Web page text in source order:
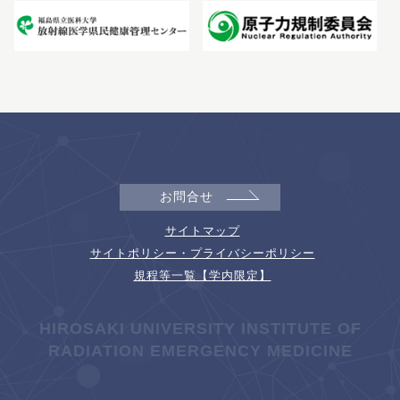
お問合せ
サイトマップ
サイトポリシー・プライバシーポリシー
規程等一覧【学内限定】
HIROSAKI UNIVERSITY INSTITUTE OF
RADIATION EMERGENCY MEDICINE